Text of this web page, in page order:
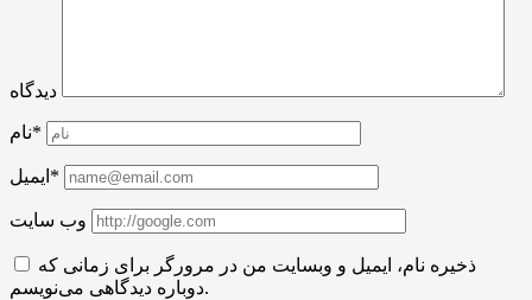
دیدگاه
نام*
ایمیل*
وب سایت
ذخیره نام، ایمیل و وبسایت من در مرورگر برای زمانی که
دوباره دیدگاهی می‌نویسم.